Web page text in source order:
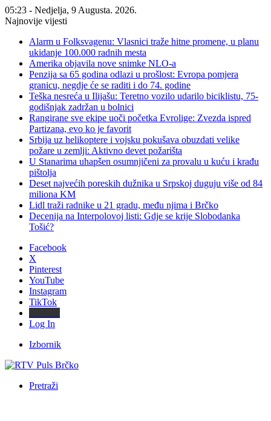
05:23 - Nedjelja, 9 Augusta. 2026.
Najnovije vijesti
Alarm u Folksvagenu: Vlasnici traže hitne promene, u planu
ukidanje 100.000 radnih mesta
Amerika objavila nove snimke NLO-a
Penzija sa 65 godina odlazi u prošlost: Evropa pomjera
granicu, negdje će se raditi i do 74. godine
Teška nesreća u Ilijašu: Teretno vozilo udarilo biciklistu, 75-
godišnjak zadržan u bolnici
Rangirane sve ekipe uoči početka Evrolige: Zvezda ispred
Partizana, evo ko je favorit
Srbija uz helikoptere i vojsku pokušava obuzdati velike
požare u zemlji: Aktivno devet požarišta
U Stanarima uhapšen osumnjičeni za provalu u kuću i krađu
pištolja
Deset najvećih poreskih dužnika u Srpskoj duguju više od 84
miliona KM
Lidl traži radnike u 21 gradu, među njima i Brčko
Decenija na Interpolovoj listi: Gdje se krije Slobodanka
Tošić?
Facebook
X
Pinterest
YouTube
Instagram
TikTok
Log In
Izbornik
Pretraži